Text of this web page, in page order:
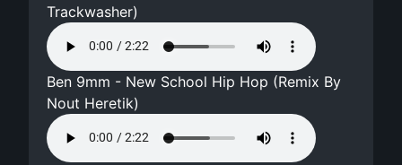
Trackwasher)
Ben 9mm - New School Hip Hop (Remix By
Nout Heretik)